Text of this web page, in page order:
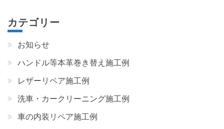
カテゴリー
お知らせ
ハンドル等本革巻き替え施工例
レザーリペア施工例
洗車・カークリーニング施工例
車の内装リペア施工例